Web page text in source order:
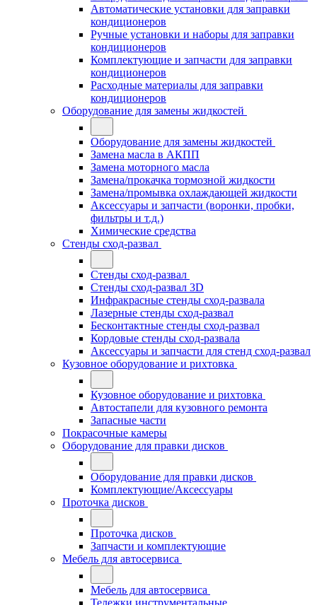
Автоматические установки для заправки
кондиционеров
Ручные установки и наборы для заправки
кондиционеров
Комплектующие и запчасти для заправки
кондиционеров
Расходные материалы для заправки
кондиционеров
Оборудование для замены жидкостей
Оборудование для замены жидкостей
Замена масла в АКПП
Замена моторного масла
Замена/прокачка тормозной жидкости
Замена/промывка охлаждающей жидкости
Аксессуары и запчасти (воронки, пробки,
фильтры и т.д.)
Химические средства
Стенды сход-развал
Стенды сход-развал
Стенды сход-развал 3D
Инфракрасные стенды сход-развала
Лазерные стенды сход-развал
Бесконтактные стенды сход-развал
Кордовые стенды сход-развала
Аксессуары и запчасти для стенд сход-развал
Кузовное оборудование и рихтовка
Кузовное оборудование и рихтовка
Автостапели для кузовного ремонта
Запасные части
Покрасочные камеры
Оборудование для правки дисков
Оборудование для правки дисков
Комплектующие/Аксессуары
Проточка дисков
Проточка дисков
Запчасти и комплектующие
Мебель для автосервиса
Мебель для автосервиса
Тележки инструментальные